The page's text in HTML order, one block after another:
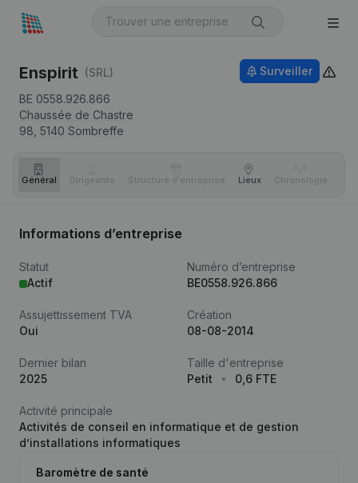
Enspirit (SRL)
BE 0558.926.866
Chaussée de Chastre
98, 5140 Sombreffe
Surveiller
Général Dirigeants Structure d'entreprise Lieux Chronologie
Informations d’entreprise
Statut
Actif
Numéro d’entreprise
BE0558.926.866
Assujettissement TVA
Oui
Création
08-08-2014
Dernier bilan
2025
Taille d'entreprise
Petit
0,6 FTE
Activité principale
Activités de conseil en informatique et de gestion
d’installations informatiques
Baromètre de santé